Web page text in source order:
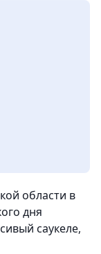
области в
дня
саукеле,